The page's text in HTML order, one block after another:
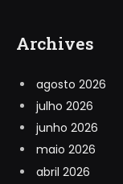
Archives
agosto 2026
julho 2026
junho 2026
maio 2026
abril 2026